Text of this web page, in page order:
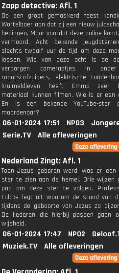
Zapp detective: Afl. 1
Op een groot gemaskerd feest
Wortelboer aan dat zij een nieuw
beginnen. Maar voordat deze online
vermoord. Acht bekende
slechts twaalf uur de tijd om deze
lossen. Wie van deze acht is de
verborgen cameraatjes in
robotstofzuigers, elektrische
kruimeldieven heeft Emma zeer
materiaal kunnen filmen. Wie is er een
En is een bekende YouTube-ster
moordenaar?
06-01-2024 17:51 NPO3
Serie.TV
Alle afleveringen
Nederland Zingt: Afl. 1
Toen Jezus geboren werd, was er een
ster te zien aan de hemel. Drie wijzen
pad om deze ster te volgen.
Falcke legt uit waarom de stand van
tijdens de geboorte van Jezus zo
De liederen die hierbij passen gaan
wijsheid.
06-01-2024 17:47 NPO2
Muziek.TV
Alle afleveringen